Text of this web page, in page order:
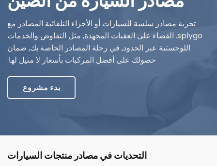
تجربة مصادر سلسة للسيارات أو الأجزاء التلقائية المصادر مع
splygo. القضاء على العقبات المجهدة, مثل التفاوض والخدمات
اللوجستية عبر الحدود, في رحلة المصادر الخاصة بك, ضمان
حصولك على أفضل المركبات بأسعار لا مثيل لها.
بدء مشروع
التحديات في مصادر منتجات السيارات